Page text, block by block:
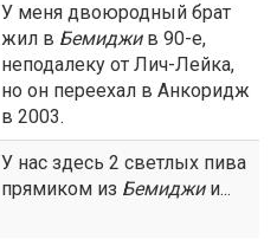
У меня двоюродный брат
жил в Бемиджив 90-е,
неподалеку от Лич-Лейка,
но он переехал в Анкоридж
в 2003.
У нас здесь 2 светлых пива
прямиком из Бемиджии...